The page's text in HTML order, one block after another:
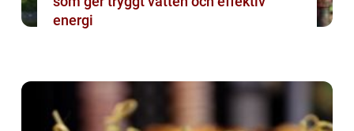
energi